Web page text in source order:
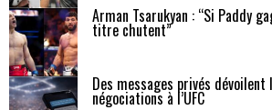
Arman Tsarukyan : “Si Paddy
titre chutent”
Des messages privés
négociations à l’UFC